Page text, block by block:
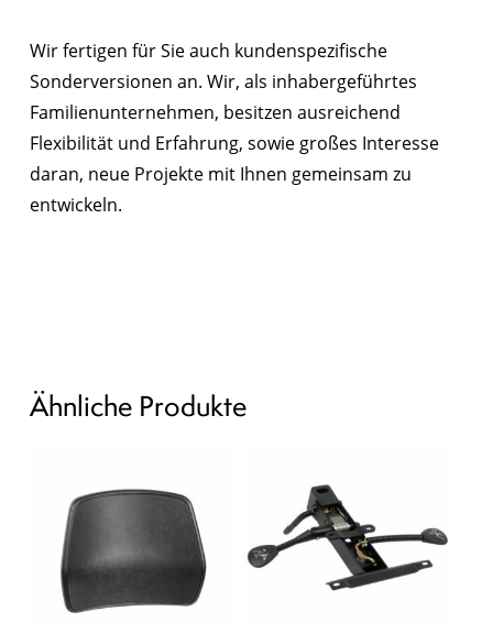
Wir fertigen für Sie auch kundenspezifische
Sonderversionen an. Wir, als inhabergeführtes
Familienunternehmen, besitzen ausreichend
Flexibilität und Erfahrung, sowie großes Interesse
daran, neue Projekte mit Ihnen gemeinsam zu
entwickeln.
Ähnliche Produkte